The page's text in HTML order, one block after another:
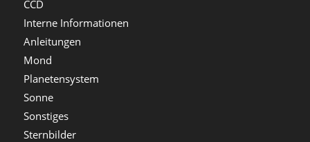
CCD
Interne Informationen
Anleitungen
Mond
Planetensystem
Sonne
Sonstiges
Sternbilder